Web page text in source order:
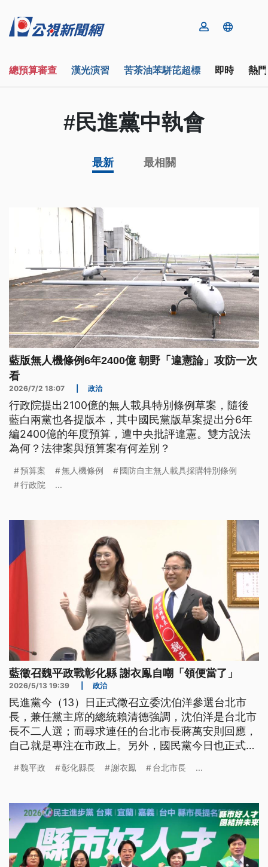
總預算審查 漢光演習 苦茶油苯駢芘超標 即時 熱
#民進黨中執會
最新 最相關
藍版無人機條例6年2400億 朝野「違憲論」攻防一次
看
2026/7/2 18:07 政治
行政院提出2100億的無人載具特別條例草案，隨後
藍白兩黨也各提版本，其中國民黨版草案提出分6年
編2400億的年度預算，遭中央批評違憲。雙方說法
為何？法律案與預算案有何差別？
預算案 無人機條例
國防自主無人載具採購特別條例
行政院
...
藍徵召魏平政戰彰化縣 謝衣鳯自嘲「領便當了」
2026/5/13 19:39 政治
民進黨今（13）日正式徵召立委沈伯洋參選台北市
長，兼任黨主席的總統賴清德強調，沈伯洋是台北市
長不二人選；而尋求連任的台北市長蔣萬安則回應，
自己就是專注在市政上。另外，國民黨今日也正式拍
本有意角逐的謝衣鳯自嘲，在這肥皂劇中「領便當
希望大家為大局奮鬥。
魏平政 彰化縣長 謝衣鳯 台北市長 ...